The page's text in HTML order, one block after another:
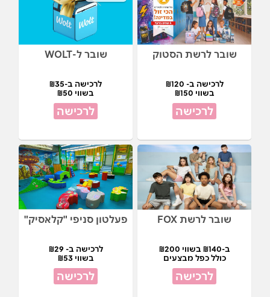
שובר לרשת הסטוק
לרכישה ב- ₪120
בשווי ₪150
לרכישה
שובר ל-WOLT
לרכישה ב-₪35
בשווי ₪50
לרכישה
שובר לרשת FOX
ב-₪140 בשווי ₪200
כולל כפל מבצעים
לרכישה
פעלטון סניפי "קלאסיק"
לרכישה ב- ₪29
בשווי ₪53
לרכישה